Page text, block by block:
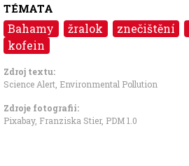
TÉMATA
Bahamy žralok znečištění
kofein
Zdroj textu:
Science Alert Environmental Pollution
Zdroje fotografii:
Pixabay, Franziska Stier, PDM 1.0